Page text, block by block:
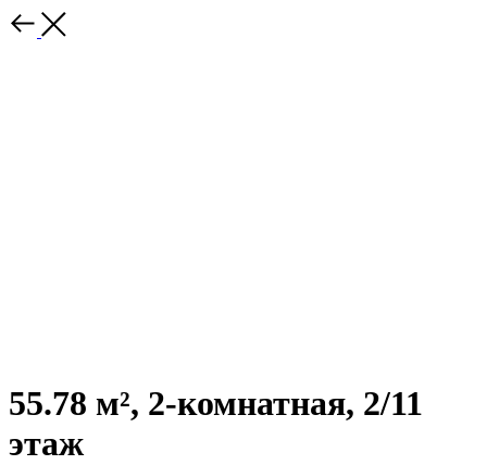
55.78 м², 2-комнатная, 2/11
этаж